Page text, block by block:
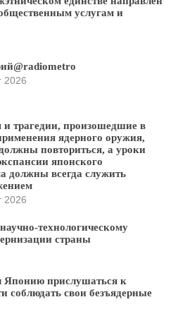
услугам и
2026
и трагедии, произошедшие в
ядерного оружия,
повториться, а уроки
японского
должны всегда служить
2026
технологическому
страны
Японию прислушаться к
соблюдать свои безъядерные